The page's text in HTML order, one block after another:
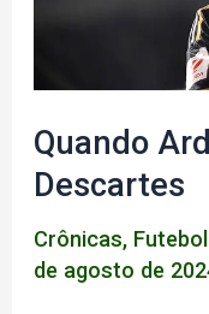
Quando
Descartes
Crônicas,
de agosto de